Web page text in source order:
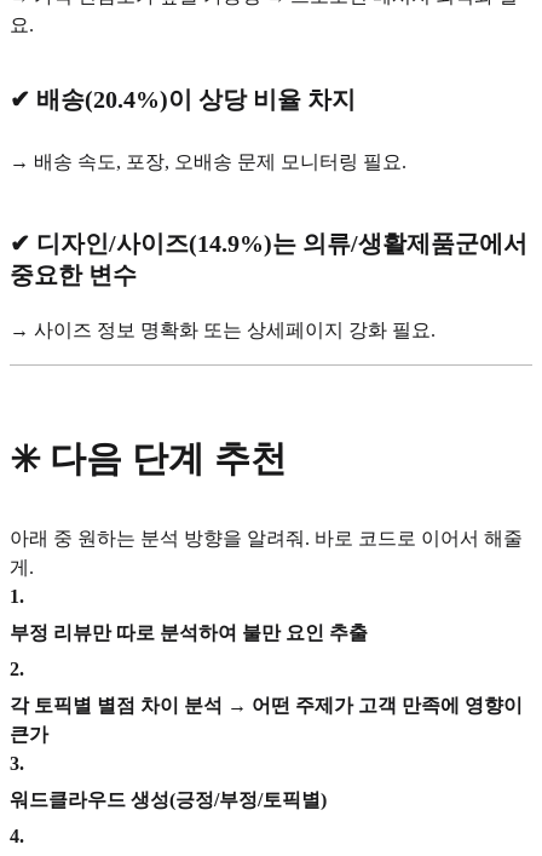
요.
✔ 배송(20.4%)이 상당 비율 차지
→ 배송 속도, 포장, 오배송 문제 모니터링 필요.
✔ 디자인/사이즈(14.9%)는 의류/생활제품군에서
중요한 변수
→ 사이즈 정보 명확화 또는 상세페이지 강화 필요.
✳️ 다음 단계 추천
아래 중 원하는 분석 방향을 알려줘. 바로 코드로 이어서 해줄
게.
1.
부정 리뷰만 따로 분석하여 불만 요인 추출
2.
각 토픽별 별점 차이 분석 → 어떤 주제가 고객 만족에 영향이
큰가
3.
워드클라우드 생성(긍정/부정/토픽별)
4.